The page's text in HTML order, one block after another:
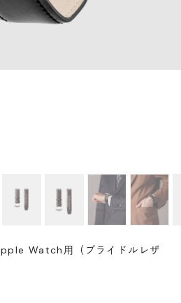
Watch用（ブライドルレザ